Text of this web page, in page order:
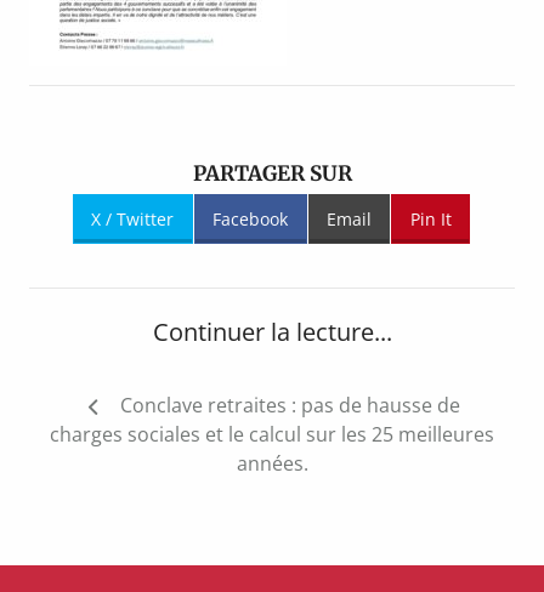
PARTAGER SUR
X / Twitter Facebook Email Pin It
Continuer la lecture...
Navigation
de
Conclave retraites : pas de hausse de
charges sociales et le calcul sur les 25 meilleures
années.